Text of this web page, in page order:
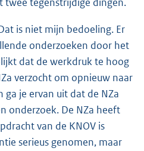
is niet mijn bedoeling. Er
onderzoeken door het
dat de werkdruk te hoog
verzocht om opnieuw naar
je ervan uit dat de NZa
onderzoek. De NZa heeft
van de KNOV is
serieus genomen, maar